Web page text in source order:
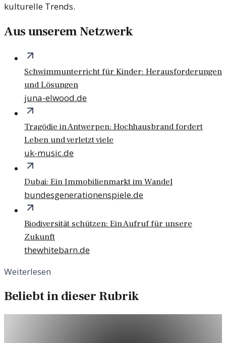
kulturelle Trends.
Aus unserem Netzwerk
Schwimmunterricht für Kinder: Herausforderungen
und Lösungen
juna-elwood.de
Tragödie in Antwerpen: Hochhausbrand fordert
Leben und verletzt viele
uk-music.de
Dubai: Ein Immobilienmarkt im Wandel
bundesgenerationenspiele.de
Biodiversität schützen: Ein Aufruf für unsere
Zukunft
thewhitebarn.de
Weiterlesen
Beliebt in dieser Rubrik